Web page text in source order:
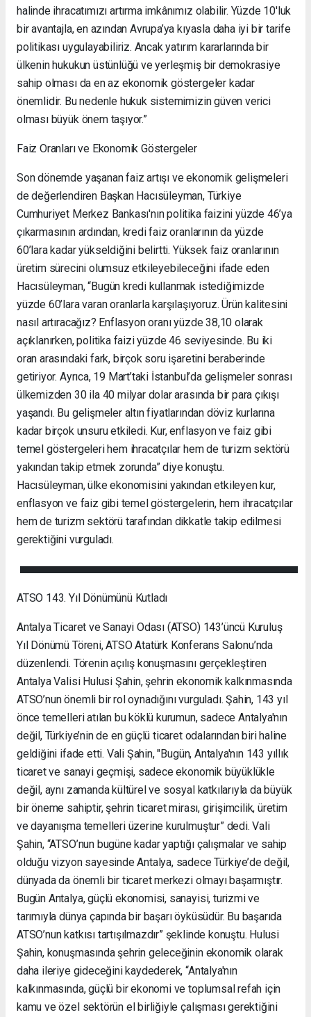
halinde ihracatımızı artırma imkânımız olabilir. Yüzde 10'luk
bir avantajla, en azından Avrupa’ya kıyasla daha iyi bir tarife
politikası uygulayabiliriz. Ancak yatırım kararlarında bir
ülkenin hukukun üstünlüğü ve yerleşmiş bir demokrasiye
sahip olması da en az ekonomik göstergeler kadar
önemlidir. Bu nedenle hukuk sistemimizin güven verici
olması büyük önem taşıyor.”
Faiz Oranları ve Ekonomik Göstergeler
Son dönemde yaşanan faiz artışı ve ekonomik gelişmeleri
de değerlendiren Başkan Hacısüleyman, Türkiye
Cumhuriyet Merkez Bankası'nın politika faizini yüzde 46’ya
çıkarmasının ardından, kredi faiz oranlarının da yüzde
60’lara kadar yükseldiğini belirtti. Yüksek faiz oranlarının
üretim sürecini olumsuz etkileyebileceğini ifade eden
Hacısüleyman, “Bugün kredi kullanmak istediğimizde
yüzde 60’lara varan oranlarla karşılaşıyoruz. Ürün kalitesini
nasıl artıracağız? Enflasyon oranı yüzde 38,10 olarak
açıklanırken, politika faizi yüzde 46 seviyesinde. Bu iki
oran arasındaki fark, birçok soru işaretini beraberinde
getiriyor. Ayrıca, 19 Mart’taki İstanbul’da gelişmeler sonrası
ülkemizden 30 ila 40 milyar dolar arasında bir para çıkışı
yaşandı. Bu gelişmeler altın fiyatlarından döviz kurlarına
kadar birçok unsuru etkiledi. Kur, enflasyon ve faiz gibi
temel göstergeleri hem ihracatçılar hem de turizm sektörü
yakından takip etmek zorunda” diye konuştu.
Hacısüleyman, ülke ekonomisini yakından etkileyen kur,
enflasyon ve faiz gibi temel göstergelerin, hem ihracatçılar
hem de turizm sektörü tarafından dikkatle takip edilmesi
gerektiğini vurguladı.
ATSO 143. Yıl Dönümünü Kutladı
Antalya Ticaret ve Sanayi Odası (ATSO) 143’üncü Kuruluş
Yıl Dönümü Töreni, ATSO Atatürk Konferans Salonu’nda
düzenlendi. Törenin açılış konuşmasını gerçekleştiren
Antalya Valisi Hulusi Şahin, şehrin ekonomik kalkınmasında
ATSO’nun önemli bir rol oynadığını vurguladı. Şahin, 143 yıl
önce temelleri atılan bu köklü kurumun, sadece Antalya'nın
değil, Türkiye’nin de en güçlü ticaret odalarından biri haline
geldiğini ifade etti. Vali Şahin, "Bugün, Antalya'nın 143 yıllık
ticaret ve sanayi geçmişi, sadece ekonomik büyüklükle
değil, aynı zamanda kültürel ve sosyal katkılarıyla da büyük
bir öneme sahiptir, şehrin ticaret mirası, girişimcilik, üretim
ve dayanışma temelleri üzerine kurulmuştur” dedi. Vali
Şahin, “ATSO’nun bugüne kadar yaptığı çalışmalar ve sahip
olduğu vizyon sayesinde Antalya, sadece Türkiye’de değil,
dünyada da önemli bir ticaret merkezi olmayı başarmıştır.
Bugün Antalya, güçlü ekonomisi, sanayisi, turizmi ve
tarımıyla dünya çapında bir başarı öyküsüdür. Bu başarıda
ATSO’nun katkısı tartışılmazdır” şeklinde konuştu. Hulusi
Şahin, konuşmasında şehrin geleceğinin ekonomik olarak
daha ileriye gideceğini kaydederek, “Antalya'nın
kalkınmasında, güçlü bir ekonomi ve toplumsal refah için
kamu ve özel sektörün el birliğiyle çalışması gerektiğini